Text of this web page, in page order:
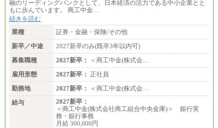
融のリーディングバンクとして、日本経済の活力である中小企業とと
もに歩んでいます。 商工中金…
続きを読む
業種
証券・金融・保険/その他
新卒／中途
2027新卒のみ(既卒3年以内可)
募集職種
2027新卒：
＜商工中金(株式会…
雇用形態
2027新卒： 正社員
勤務地
2027新卒：
＜商工中金(株式会…
給与
2027新卒：
＜商工中金(株式会社商工組合中央金庫)＞ 銀行実
務・銀行事務
月給 300,000円